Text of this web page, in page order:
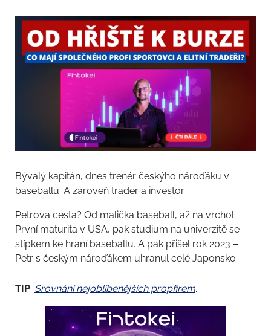
Bývalý kapitán, dnes trenér českýho nároďáku v
baseballu. A zároveň trader a investor.
Petrova cesta? Od malička baseball, až na vrchol.
První maturita v USA, pak studium na univerzitě se
stípkem ke hraní baseballu. A pak přišel rok 2023 –
Petr s českým nároďákem uhranul celé Japonsko.
TIP: Srovnání nejoblíbenějších propfirem.